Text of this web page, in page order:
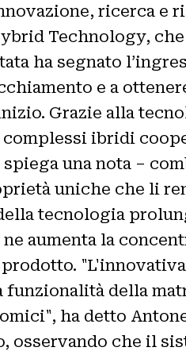
ricerca e
Technology,
ha segnato
e a
Grazie alla
ibridi
una nota –
uniche che li
tecnologia
aumenta la
della
ha detto
osservando che il